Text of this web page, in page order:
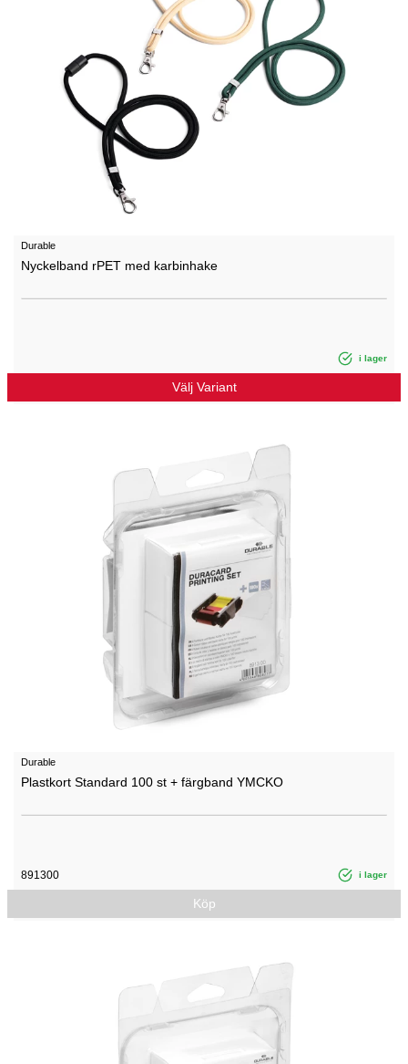
Durable
Nyckelband rPET med karbinhake
i lager
Välj Variant
Durable
Plastkort Standard 100 st + färgband YMCKO
891300 i lager
Köp